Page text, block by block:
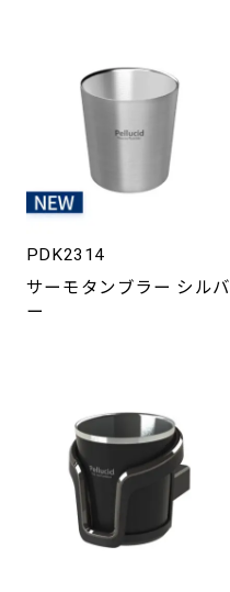
PDK2314
サーモタンブラー シルバ
ー